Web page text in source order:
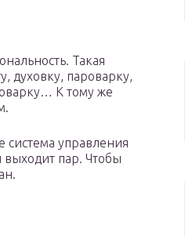
Такая
духовку, пароварку,
К тому же
система управления
выходит пар. Чтобы